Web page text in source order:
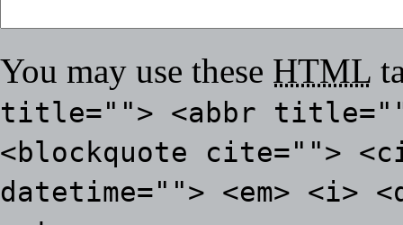
You may use these HTML
title=""> <abbr
<blockquote cite="">
datetime=""> <em> <i>